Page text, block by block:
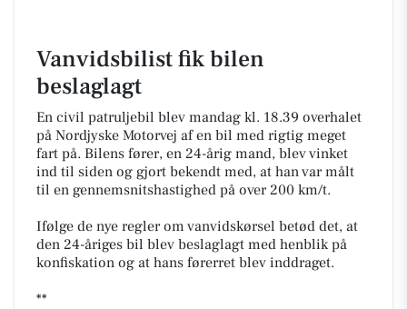
Vanvidsbilist fik bilen
beslaglagt
En civil patruljebil blev mandag kl. 18.39 overhalet
på Nordjyske Motorvej af en bil med rigtig meget
fart på. Bilens fører, en 24-årig mand, blev vinket
ind til siden og gjort bekendt med, at han var målt
til en gennemsnitshastighed på over 200 km/t.
Ifølge de nye regler om vanvidskørsel betød det, at
den 24-åriges bil blev beslaglagt med henblik på
konfiskation og at hans førerret blev inddraget.
**